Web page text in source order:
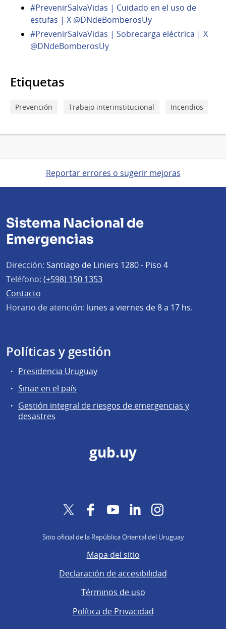
#PrevenirSalvaVidas | Cuidado en el uso de
estufas | X @DNdeBomberosUy
#PrevenirSalvaVidas | Sobrecarga eléctrica | X
@DNdeBomberosUy
Etiquetas
Prevención Trabajo interinstitucional Incendios
Reportar errores o sugerir mejoras
Sistema Nacional de
Emergencias
Dirección: Santiago de Liniers 1280 - Piso 4
Teléfono: (+598) 150 1353
Contacto
Horario de atención: lunes a viernes de 8 a 17 hs.
Políticas y gestión
Presidencia Uruguay
Sinae en el país
Gestión integral de riesgos de emergencias y
desastres
gub.uy
Twitter FacebookYouTubeLinkedInInstagram
Sitio oficial de la República Oriental del Uruguay
Mapa del sitio
Declaración de accesibilidad
Términos de uso
Política de Privacidad